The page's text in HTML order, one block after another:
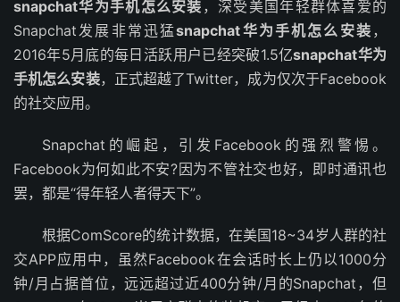
snapchat华为手机怎么安装 ，深受美国年轻群体喜爱的
Snapchat发展非常迅猛snapchat华为手机怎么安装 ，
2016年5月底的每日活跃用户已经突破1.5亿snapchat华为
手机怎么安装，正式超越了Twitter，成为仅次于Facebook
的社交应用。
Snapchat的崛起，引发Facebook的强烈警惕。
Facebook为何如此不安?因为不管社交也好，即时通讯也
罢，都是“得年轻人者得天下”。
根据ComScore的统计数据，在美国18~34岁人群的社
交APP应用中，虽然Facebook在会话时长上仍以1000分
钟/月占据首位，远远超过近400分钟/月的Snapchat，但